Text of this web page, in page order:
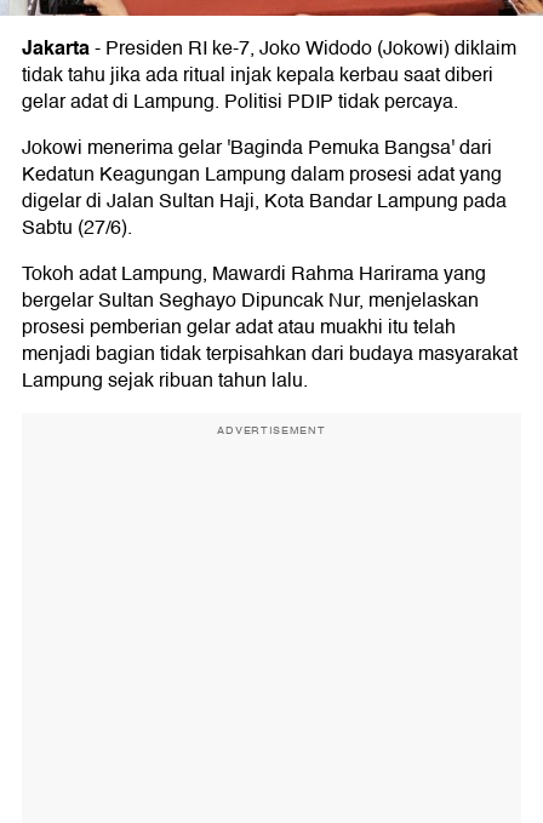
Jakarta-Presiden RI ke-7, Joko Widodo (Jokowi) diklaim
tidak tahu jika ada ritual injak kepala kerbau saat diberi
gelar adat di Lampung. Politisi PDIP tidak percaya.
Jokowi menerima gelar 'Baginda Pemuka Bangsa' dari
Kedatun Keagungan Lampung dalam prosesi adat yang
digelar di Jalan Sultan Haji, Kota Bandar Lampung pada
Sabtu (27/6).
Tokoh adat Lampung, Mawardi Rahma Harirama yang
bergelar Sultan Seghayo Dipuncak Nur, menjelaskan
prosesi pemberian gelar adat atau muakhi itu telah
menjadi bagian tidak terpisahkan dari budaya masyarakat
Lampung sejak ribuan tahun lalu.
ADVERTISEMENT